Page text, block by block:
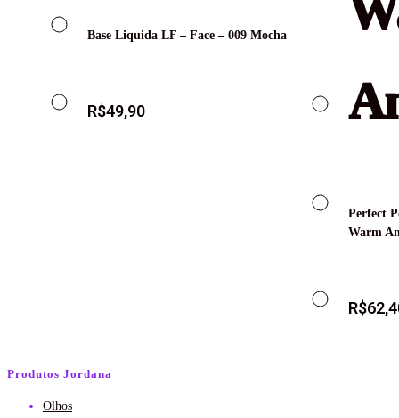
Base Liquida LF – Face – 009 Mocha
R$49,90
Perfect
Warm
R$
Produtos Jordana
Olhos